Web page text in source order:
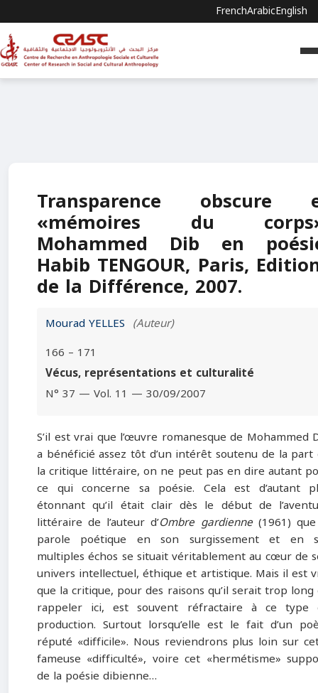
FrenchArabicEnglish
Transparence obscure
«mémoires du
Mohammed Dib en
Habib TENGOUR, Paris,
de la Différence, 2007.
Mourad YELLES (Auteur)
166 – 171
Vécus, représentations et culturalité
N° 37 — Vol. 11 — 30/09/2007
S’il est vrai que l’œuvre romanesque de Mohammed
a bénéficié assez tôt d’un intérêt soutenu de la part
la critique littéraire, on ne peut pas en dire autant
ce qui concerne sa poésie. Cela est d’autant
étonnant qu’il était clair dès le début de
littéraire de l’auteur d’Ombre gardienne(1961)
parole poétique en son surgissement et en
multiples échos se situait véritablement au cœur de
univers intellectuel, éthique et artistique. Mais il est
que la critique, pour des raisons qu’il serait trop long
rappeler ici, est souvent réfractaire à ce type
production. Surtout lorsqu’elle est le fait d’un
réputé «difficile». Nous reviendrons plus loin sur
fameuse «difficulté», voire cet «hermétisme»
de la poésie dibienne…